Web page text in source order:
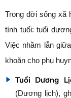
Trong đời sống xã
tính tuổi: tuổi
Việc nhầm lẫn
khoăn cho phụ
Tuổi Dương
(Dương lịch),